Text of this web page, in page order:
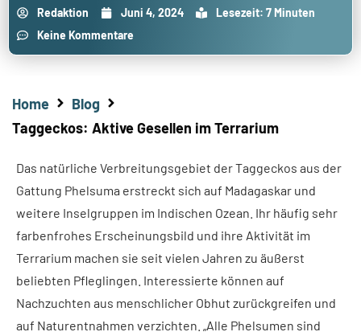
Redaktion Juni 4, 2024
Lesezeit: 7 Minuten
Keine Kommentare
Home
Blog
Taggeckos: Aktive Gesellen im Terrarium
Das natürliche Verbreitungsgebiet der Taggeckos aus der
Gattung Phelsuma erstreckt sich auf Madagaskar und
weitere Inselgruppen im Indischen Ozean. Ihr häufig sehr
farbenfrohes Erscheinungsbild und ihre Aktivität im
Terrarium machen sie seit vielen Jahren zu äußerst
beliebten Pfleglingen. Interessierte können auf
Nachzuchten aus menschlicher Obhut zurückgreifen und
auf Naturentnahmen verzichten. „Alle Phelsumen sind